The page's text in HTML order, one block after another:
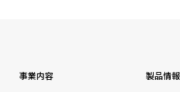
事業内容
製品情報